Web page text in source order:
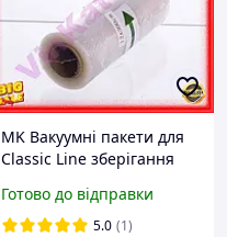
MK Вакуумні пакети для
Classic Line зберігання
універсальні для м'яса
риби о PAP10\W
Готово до відправки
5.0 (1)